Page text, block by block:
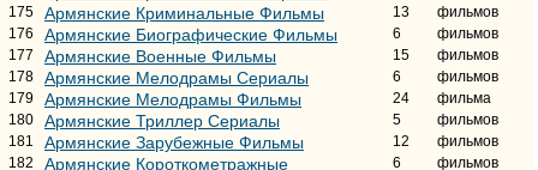
175
Армянские Криминальные Фильмы 13
фильмов
176
Армянские Биографические Фильмы 6
фильмов
177
Армянские Военные Фильмы 15
фильмов
178
Армянские Мелодрамы Сериалы 6
фильмов
179
Армянские Мелодрамы Фильмы 24
фильма
180
Армянские Триллер Сериалы 5
фильмов
181
Армянские Зарубежные Фильмы 12
фильмов
182
Армянские Короткометражные
6 фильмов